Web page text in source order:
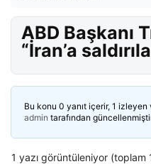
ABD Başkanı
“İran’a
Bu konu 0 yanıt içerir, 1 izleyen
admin tarafından
1 yazı görüntüleniyor (toplam